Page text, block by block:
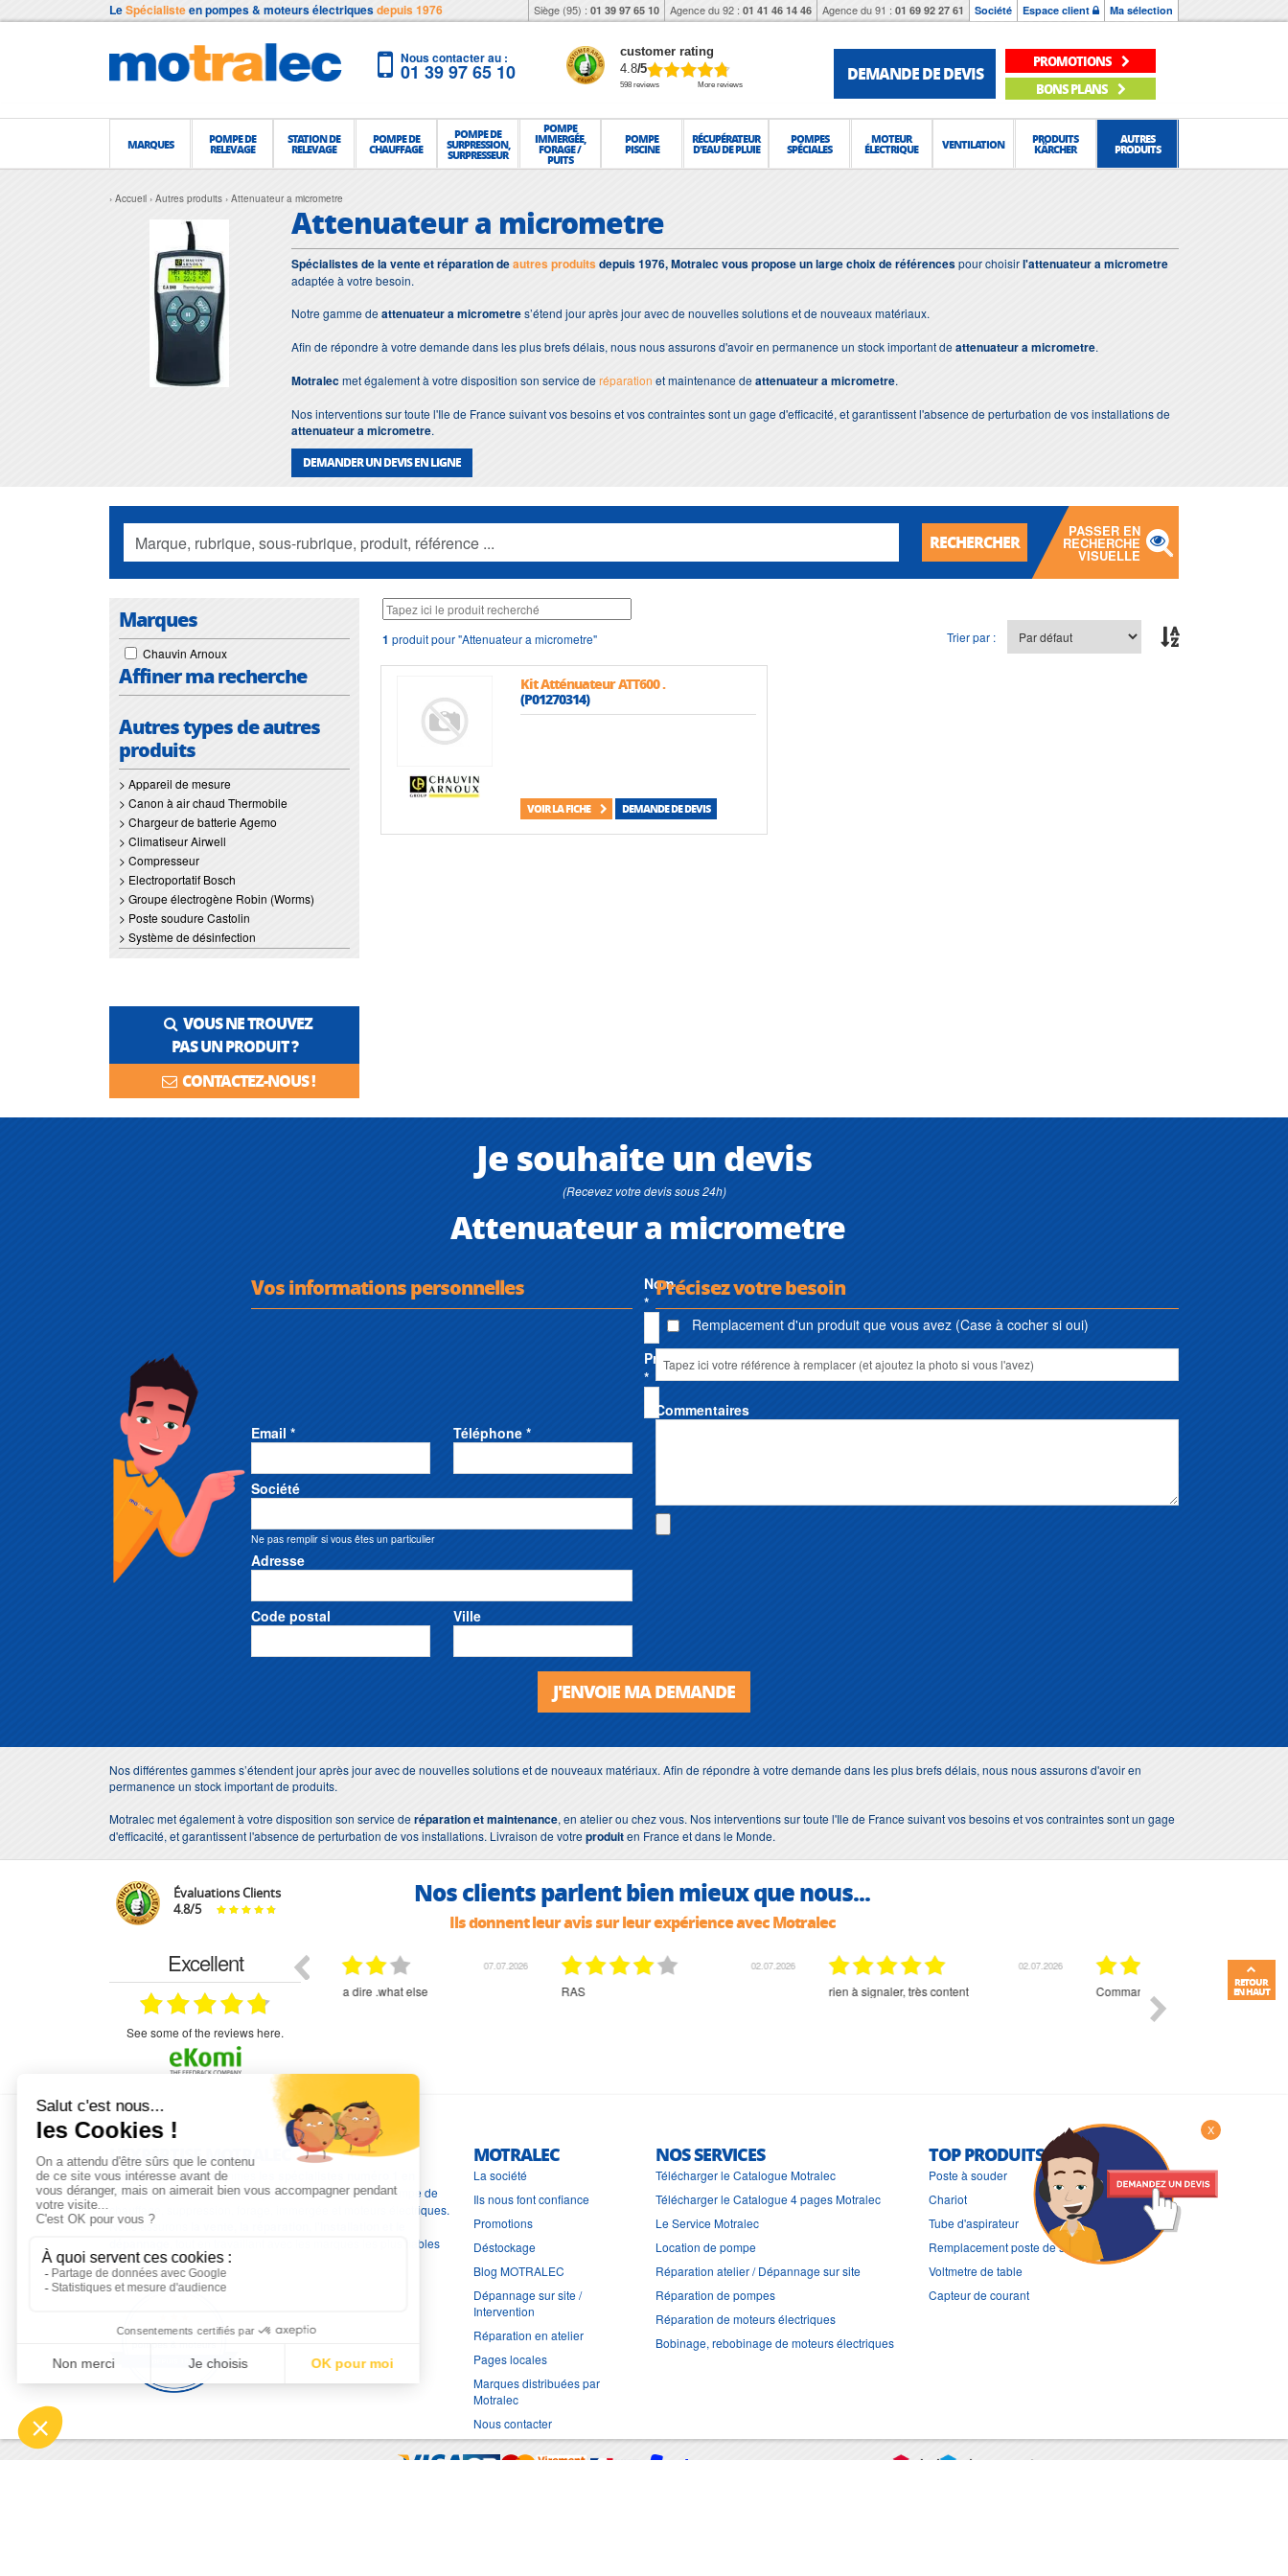
LeSpécialisteen pompes & moteurs électriquesdepuis 1976 Siège (95) : 01 39 97 65 10 Agence du 92 : 01 41 46 14 46 Agence du 91 : 01 69 92 27 61 Société Espace client Ma sélection
Nous contacter au :
01 39 97 65 10
customer rating
4.8/5
598 reviews More reviews
DEMANDE DE DEVIS
PROMOTIONS
BONS PLANS
MARQUES POMPE DE
RELEVAGE
STATION DE
RELEVAGE
POMPE DE
CHAUFFAGE
POMPE DE
SURPRESSION,
SURPRESSEUR
POMPE
IMMERGÉE,
FORAGE /
PUITS
POMPE
PISCINE
RÉCUPÉRATEUR
D'EAU DE PLUIE
POMPES
SPÉCIALES
MOTEUR
ÉLECTRIQUE VENTILATION PRODUITS
KÄRCHER
AUTRES
PRODUITS
Accueil Autres produits Attenuateur a micrometre
Attenuateur a micrometre
Spécialistes de la vente et réparation deautres produitsdepuis 1976, Motralec vous propose un large choix de référencespour choisirl'attenuateur a micrometre
adaptée à votre besoin.
Notre gamme deattenuateur a micrometres’étend jour après jour avec de nouvelles solutions et de nouveaux matériaux.
Afin de répondre à votre demande dans les plus brefs délais, nous nous assurons d'avoir en permanence un stock important deattenuateur a micrometre.
Motralecmet également à votre disposition son service deréparation et maintenance deattenuateur a micrometre.
Nos interventions sur toute l'Ile de France suivant vos besoins et vos contraintes sont un gage d'efficacité, et garantissent l'absence de perturbation de vos installations de
attenuateur a micrometre.
DEMANDER UN DEVIS EN LIGNE
RECHERCHER
PASSER EN
RECHERCHE
VISUELLE
Marques
Chauvin Arnoux
Affiner ma recherche
Autres types de autres
produits
> Appareil de mesure
> Canon à air chaud Thermobile
> Chargeur de batterie Agemo
> Climatiseur Airwell
> Compresseur
> Electroportatif Bosch
> Groupe électrogène Robin (Worms)
> Poste soudure Castolin
> Système de désinfection
VOUS NE TROUVEZ
PAS UN PRODUIT ?
CONTACTEZ-NOUS !
1 produit pour "Attenuateur a micrometre" Trier par :
Kit Atténuateur ATT600 .
(P01270314)
VOIR LA FICHE DEMANDE DE DEVIS
Je souhaite un devis
(Recevez votre devis sous 24h)
Attenuateur a micrometre
Vos informations personnelles
Nom
*
Prénom
*
Email * Téléphone *
Société
Ne pas remplir si vous êtes un particulier
Adresse
Code postal Ville
Précisez votre besoin
Remplacement d'un produit que vous avez (Case à cocher si oui)
Commentaires
J'ENVOIE MA DEMANDE
Nos différentes gammes s’étendent jour après jour avec de nouvelles solutions et de nouveaux matériaux. Afin de répondre à votre demande dans les plus brefs délais, nous nous assurons d'avoir en
permanence un stock important de produits.
Motralec met également à votre disposition son service deréparation et maintenance, en atelier ou chez vous. Nos interventions sur toute l'Ile de France suivant vos besoins et vos contraintes sont un gage
d'efficacité, et garantissent l'absence de perturbation de vos installations. Livraison de votreproduiten France et dans le Monde.
Évaluations Clients
4.8/5 Nos clients parlent bien mieux que nous...
Ils donnent leur avis sur leur expérience avec Motralec
Excellent
see some of the reviews here.
07.07.2026
bien rien a dire .what else
02.07.2026
RAS
02.07.2026 01.07.2026
Commande et délais parfait Très bon suivi et très
L'EXPERTISE MOTRALEC
Depuis 1976 , nous sommes
France en pompes de relevage, station de relevage, pompe de
chauffage, suppression, forage, immergée et moteurs électriques.
Nous assurons
, tout en travaillant avec les marques les plus fiables
du marché.
MOTRALEC
La société
Ils nous font confiance
Promotions
Déstockage
Blog MOTRALEC
Dépannage sur site /
Intervention
Réparation en atelier
Pages locales
Marques distribuées par
Motralec
Nous contacter
NOS SERVICES
Télécharger le Catalogue Motralec
Télécharger le Catalogue 4 pages Motralec
Le Service Motralec
Location de pompe
Réparation atelier / Dépannage sur site
Réparation de pompes
Réparation de moteurs électriques
Bobinage, rebobinage de moteurs électriques
TOP PRODUITS
Poste à souder
Chariot
Tube d'aspirateur
Remplacement poste de soudure
Voltmetre de table
Capteur de courant
X
RETOUR
EN HAUT